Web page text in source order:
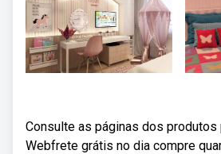
Consulte as páginas dos produtos
Webfrete grátis no dia compre